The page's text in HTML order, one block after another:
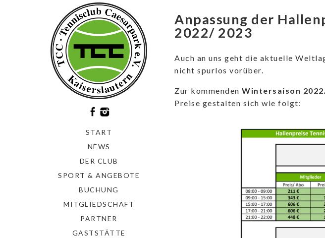
START
NEWS
DER CLUB
SPORT & ANGEBOTE
BUCHUNG
MITGLIEDSCHAFT
PARTNER
GASTSTÄTTE
Anpassung der
2022/ 2023
Auch an uns geht die aktuelle
nicht spurlos vorüber.
Zur kommenden Wintersaison
Preise gestalten sich wie folgt: